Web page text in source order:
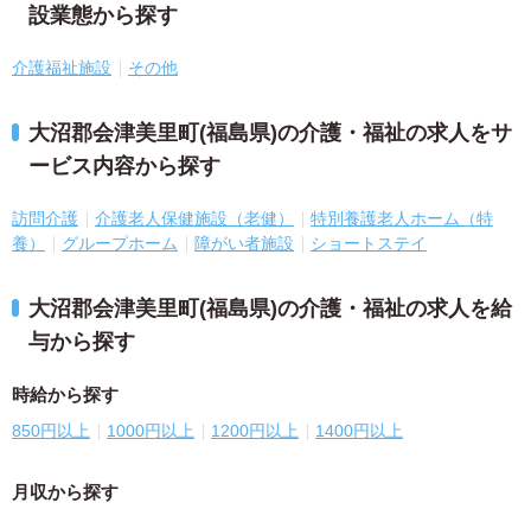
設業態から探す
介護福祉施設 その他
大沼郡会津美里町(福島県)の介護・福祉の求人をサ
ービス内容から探す
訪問介護 介護老人保健施設（老健）
特別養護老人ホーム（特
養）
グループホーム 障がい者施設 ショートステイ
大沼郡会津美里町(福島県)の介護・福祉の求人を給
与から探す
時給から探す
850円以上 1000円以上 1200円以上 1400円以上
月収から探す